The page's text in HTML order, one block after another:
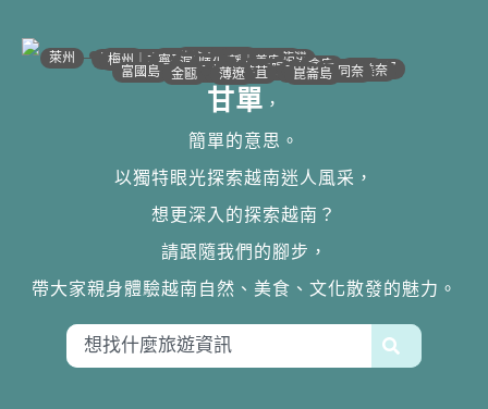
• 河江｜高平
沙壩 •
萊州 • 宣光 •
安沛｜木江界 •
• 太原
梅州｜木州•• 北江｜北寧
• 下龍灣
• 河內
•海防｜海洋
• 南定｜清化
寧平 ••河靜｜義安
洞海 •
順化 •• 峴港
• 會安
• 歸仁
邦美蜀 •
大叻 ••芽莊｜潘郎
•潘切｜美奈
平陽 •
西寧 •
胡志明 •
美萩 •
富國島 •迪石 •
金甌 • • 同奈
• 頭頓
• 芹苴 •崑崙島
• 薄遼
甘單 ，
簡單的意思。
以獨特眼光探索越南迷人風采，
想更深入的探索越南？
請跟隨我們的腳步，
帶大家親身體驗越南自然、美食、文化散發的魅力。